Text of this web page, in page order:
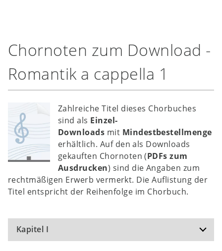
Chornoten zum Download -
Romantik a cappella 1
Zahlreiche Titel dieses Chorbuches
sind als Einzel-
Downloads mit Mindestbestellmenge
erhältlich. Auf den als Downloads
gekauften Chornoten (PDFs zum
Ausdrucken) sind die Angaben zum
rechtmäßigen Erwerb vermerkt. Die Auflistung der
Titel entspricht der Reihenfolge im Chorbuch.
Kapitel I